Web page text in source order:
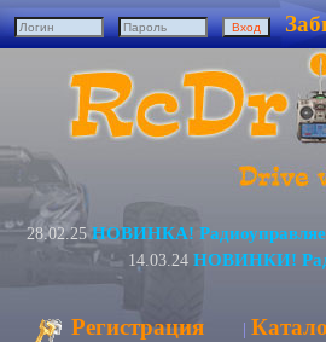
28.02.25 НОВИНКА!
14.03.24 НОВИНКИ!
Регистрация |